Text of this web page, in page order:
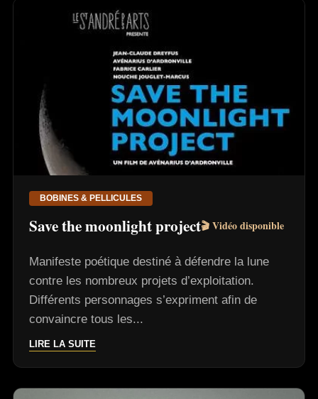
BOBINES & PELLICULES
Save the moonlight project🎬 Vidéo disponible
Manifeste poétique destiné à défendre la lune
contre les nombreux projets d’exploitation.
Différents personnages s’expriment afin de
convaincre tous les...
LIRE LA SUITE